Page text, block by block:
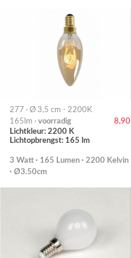
277 · Ø 3,5 cm - 2200K
165lm · voorradig
8,90
Lichtkleur: 2200 K
Lichtopbrengst: 165 lm
3 Watt · 165 Lumen · 2200 Kelvin
· Ø3.50cm